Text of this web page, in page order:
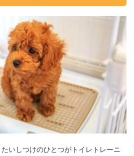
いしつけのひとつがトイレトレーニ